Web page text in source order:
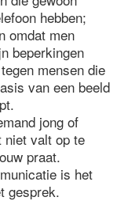
hebben;
omdat men
beperkingen
mensen die
van een beeld
jong of
niet valt op te
praat.
is het
gesprek.